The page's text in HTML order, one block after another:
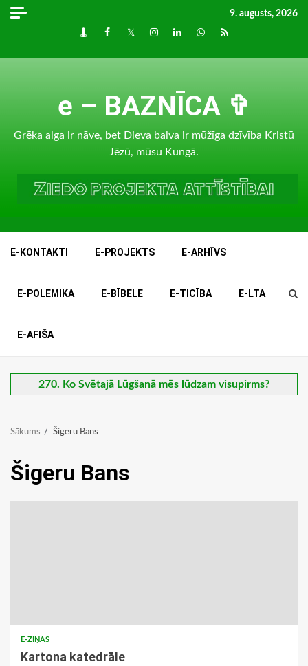
Skip
9. augusts, 2026
DraugiemFacebook
TwitterInstagram
LinkedInwhatsapp
RSS
e – BAZNĪCA ✞
Grēka alga ir nāve, bet Dieva balva ir mūžīga dzīvība Kristū
Jēzū, mūsu Kungā.
E-KONTAKTI E-PROJEKTS E-ARHĪVS
E-POLEMIKA E-BĪBELE E-TICĪBA E-LTA
E-AFIŠA
270. Ko Svētajā Lūgšanā mēs lūdzam visupirms?
Sākums Šigeru Bans
Šigeru Bans
E-ZIŅAS
Kartona katedrāle